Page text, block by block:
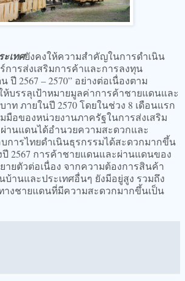
เทศยังคงให้ความสำคัญในการดำเนิน
การส่งเสริมการค้าและการลงทุน
2567 – 2570” อย่างต่อเนื่องตาม
ห้บรรลุเป้าหมายมูลค่าการค้าชายแดนและ
ท ภายในปี 2570 โดยในช่วง 8 เดือนแรก
มือของหน่วยงานภาครัฐในการส่งเสริม
านแดนได้อำนวยความสะดวกและ
การไทยดำเนินธุรกรรมได้สะดวกมากขึ้น
2567 การค้าชายแดนและผ่านแดนของ
ยตัวต่อเนื่อง จากความต้องการสินค้า
บ้านและประเทศอื่นๆ ยังมีอยู่สูง รวมถึง
างชายแดนที่มีความสะดวกมากขึ้นเป็น